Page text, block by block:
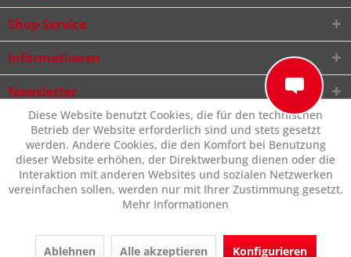
Shop Service
Informationen
Newsletter
Diese Website benutzt Cookies, die für den technischen
Betrieb der Website erforderlich sind und stets gesetzt
werden. Andere Cookies, die den Komfort bei Benutzung
dieser Website erhöhen, der Direktwerbung dienen oder die
Interaktion mit anderen Websites und sozialen Netzwerken
vereinfachen sollen, werden nur mit Ihrer Zustimmung gesetzt.
Mehr Informationen
Ablehnen Alle akzeptieren Konfigurieren